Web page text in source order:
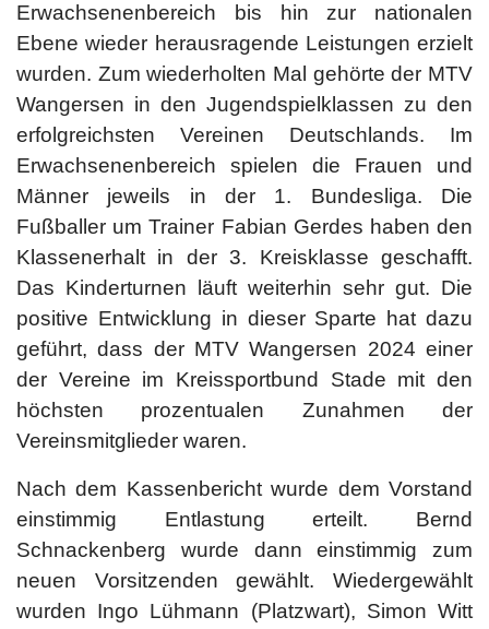
Erwachsenenbereich bis hin zur nationalen
Ebene wieder herausragende Leistungen erzielt
wurden. Zum wiederholten Mal gehörte der MTV
Wangersen in den Jugendspielklassen zu den
erfolgreichsten Vereinen Deutschlands. Im
Erwachsenenbereich spielen die Frauen und
Männer jeweils in der 1. Bundesliga. Die
Fußballer um Trainer Fabian Gerdes haben den
Klassenerhalt in der 3. Kreisklasse geschafft.
Das Kinderturnen läuft weiterhin sehr gut. Die
positive Entwicklung in dieser Sparte hat dazu
geführt, dass der MTV Wangersen 2024 einer
der Vereine im Kreissportbund Stade mit den
höchsten prozentualen Zunahmen der
Vereinsmitglieder waren.
Nach dem Kassenbericht wurde dem Vorstand
einstimmig Entlastung erteilt. Bernd
Schnackenberg wurde dann einstimmig zum
neuen Vorsitzenden gewählt. Wiedergewählt
wurden Ingo Lühmann (Platzwart), Simon Witt